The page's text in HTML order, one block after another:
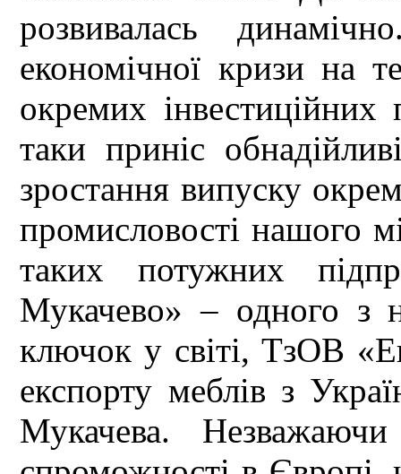
розвивалась
економічної кризи на
окремих
таки приніс
зростання випуску
промисловості нашого
таких потужних
Мукачево» – одного з
ключок у світі, ТзОВ
експорту меблів з
Мукачева.